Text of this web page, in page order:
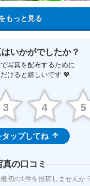
もっと見る
いかがでしたか？
写真を配布するために
けると嬉しいです 💖
3 4 5
ップしてね
の口コミ
最初の1件を投稿しませんか？